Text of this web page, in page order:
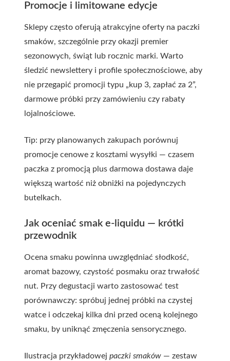
Promocje i limitowane edycje
Sklepy często oferują atrakcyjne oferty na paczki
smaków, szczególnie przy okazji premier
sezonowych, świąt lub rocznic marki. Warto
śledzić newslettery i profile społecznościowe, aby
nie przegapić promocji typu „kup 3, zapłać za 2”,
darmowe próbki przy zamówieniu czy rabaty
lojalnościowe.
Tip: przy planowanych zakupach porównuj
promocje cenowe z kosztami wysyłki — czasem
paczka z promocją plus darmowa dostawa daje
większą wartość niż obniżki na pojedynczych
butelkach.
Jak oceniać smak e-liquidu — krótki
przewodnik
Ocena smaku powinna uwzględniać słodkość,
aromat bazowy, czystość posmaku oraz trwałość
nut. Przy degustacji warto zastosować test
porównawczy: spróbuj jednej próbki na czystej
watce i odczekaj kilka dni przed oceną kolejnego
smaku, by uniknąć zmęczenia sensorycznego.
Ilustracja przykładowej paczki smaków — zestaw